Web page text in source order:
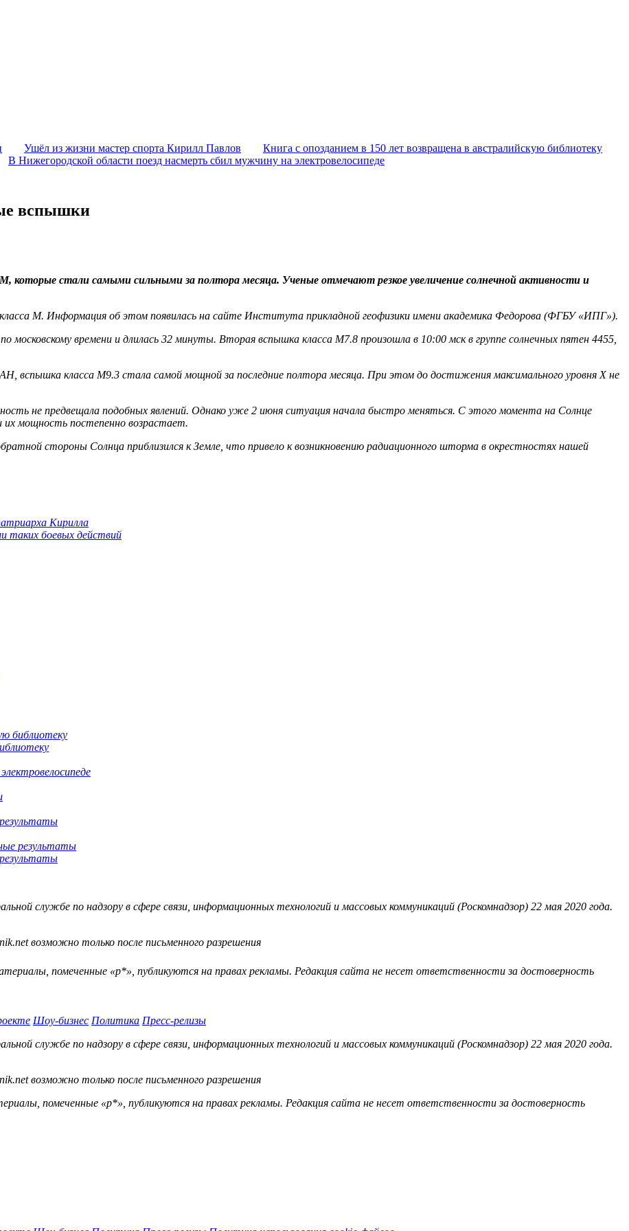
Ушёл из жизни мастер спорта Кирилл Павлов
Книга с опозданием в 150 лет возвращена в австралийскую библиотеку
В Нижегородской области поезд насмерть сбил мужчину на электровелосипеде
вспышки
которые стали самыми сильными за полтора месяца. Ученые отмечают резкое увеличение солнечной активности и
M. Информация об этом появилась на сайте Института прикладной геофизики имени академика Федорова (ФГБУ «ИПГ»).
московскому времени и длилась 32 минуты. Вторая вспышка класса M7.8 произошла в 10:00 мск в группе солнечных пятен 4455,
вспышка класса M9.3 стала самой мощной за последние полтора месяца. При этом до достижения максимального уровня X не
не предвещала подобных явлений. Однако уже 2 июня ситуация начала быстро меняться. С этого момента на Солнце
мощность постепенно возрастает.
стороны Солнца приблизился к Земле, что привело к возникновению радиационного шторма в окрестностях нашей
Кирилла
таких боевых действий
службе по надзору в сфере связи, информационных технологий и массовых коммуникаций (Роскомнадзор) 22 мая 2020 года.
возможно только после письменного разрешения
помеченные «р*», публикуются на правах рекламы. Редакция сайта не несет ответственности за достоверность
Шоу-бизнес Политика Пресс-релизы
службе по надзору в сфере связи, информационных технологий и массовых коммуникаций (Роскомнадзор) 22 мая 2020 года.
возможно только после письменного разрешения
помеченные «р*», публикуются на правах рекламы. Редакция сайта не несет ответственности за достоверность